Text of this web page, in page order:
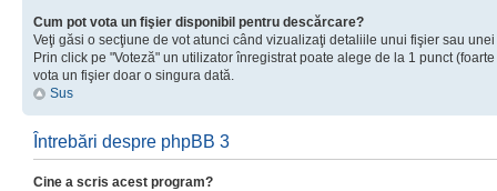
Cum pot vota un fişier disponibil pentru descărcare?
Veţi găsi o secţiune de vot atunci când vizualizaţi detaliile unui fişier sau
Prin click pe "Voteză" un utilizator înregistrat poate alege de la 1 punct
vota un fişier doar o singura dată.
Sus
Întrebări despre phpBB 3
Cine a scris acest program?